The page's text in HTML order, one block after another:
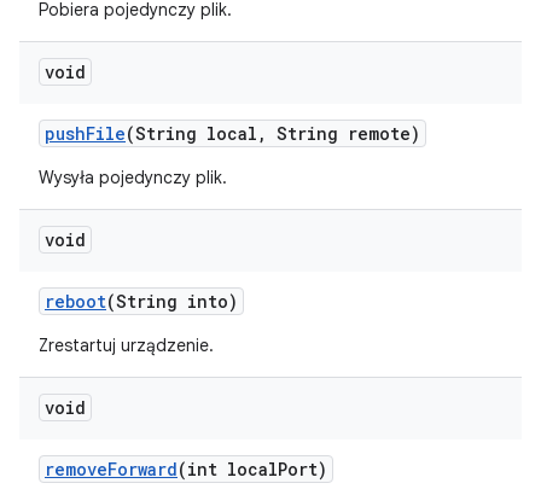
Pobiera pojedynczy plik.
void
pushFile(String local , String remote)
Wysyła pojedynczy plik.
void
reboot(String into)
Zrestartuj urządzenie.
void
removeForward(int localPort)